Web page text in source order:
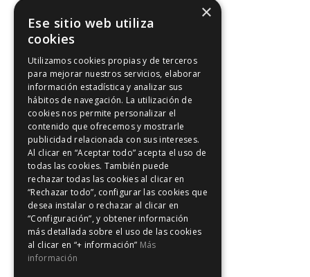
×
Ese sitio web utiliza
cookies
Utilizamos cookies propias y de terceros
para mejorar nuestros servicios, elaborar
información estadística y analizar sus
hábitos de navegación. La utilización de
cookies nos permite personalizar el
contenido que ofrecemos y mostrarle
publicidad relacionada con sus intereses.
Al clicar en “Aceptar todo” acepta el uso de
todas las cookies. También puede
rechazar todas las cookies al clicar en
“Rechazar todo”, configurar las cookies que
desea instalar o rechazar al clicar en
“Configuración”, y obtener información
más detallada sobre el uso de las cookies
al clicar en “+ información” Más
información